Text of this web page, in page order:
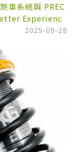
車系統與 PREC
Experienc
2025-09-28